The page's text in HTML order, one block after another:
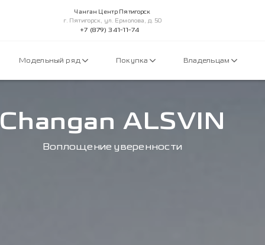
Чанган Центр Пятигорск
г. Пятигорск, ул. Ермолова, д. 50
+7 (879) 341-11-74
Модельный ряд Покупка Владельцам
Changan ALSVIN
Воплощение уверенности